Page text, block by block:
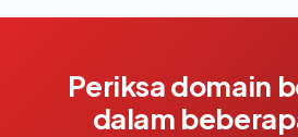
Periksa domain
dalam